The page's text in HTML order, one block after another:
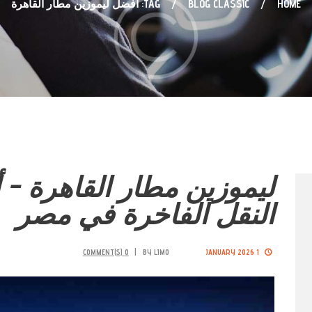
HOME
BLOG CLASSIC TAG: افضل ليموزين مطار القاهرة
ليموزين مطار
النقل الفاخرة في مصر
1 JANUARY 2026
BY LIMO
0